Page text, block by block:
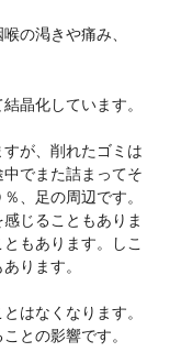
の渇きや痛み、
晶化しています。
が、削れたゴミは
でまた詰まってそ
、足の周辺です。
じることもありま
もあります。しこ
ります。
はなくなります。
との影響です。